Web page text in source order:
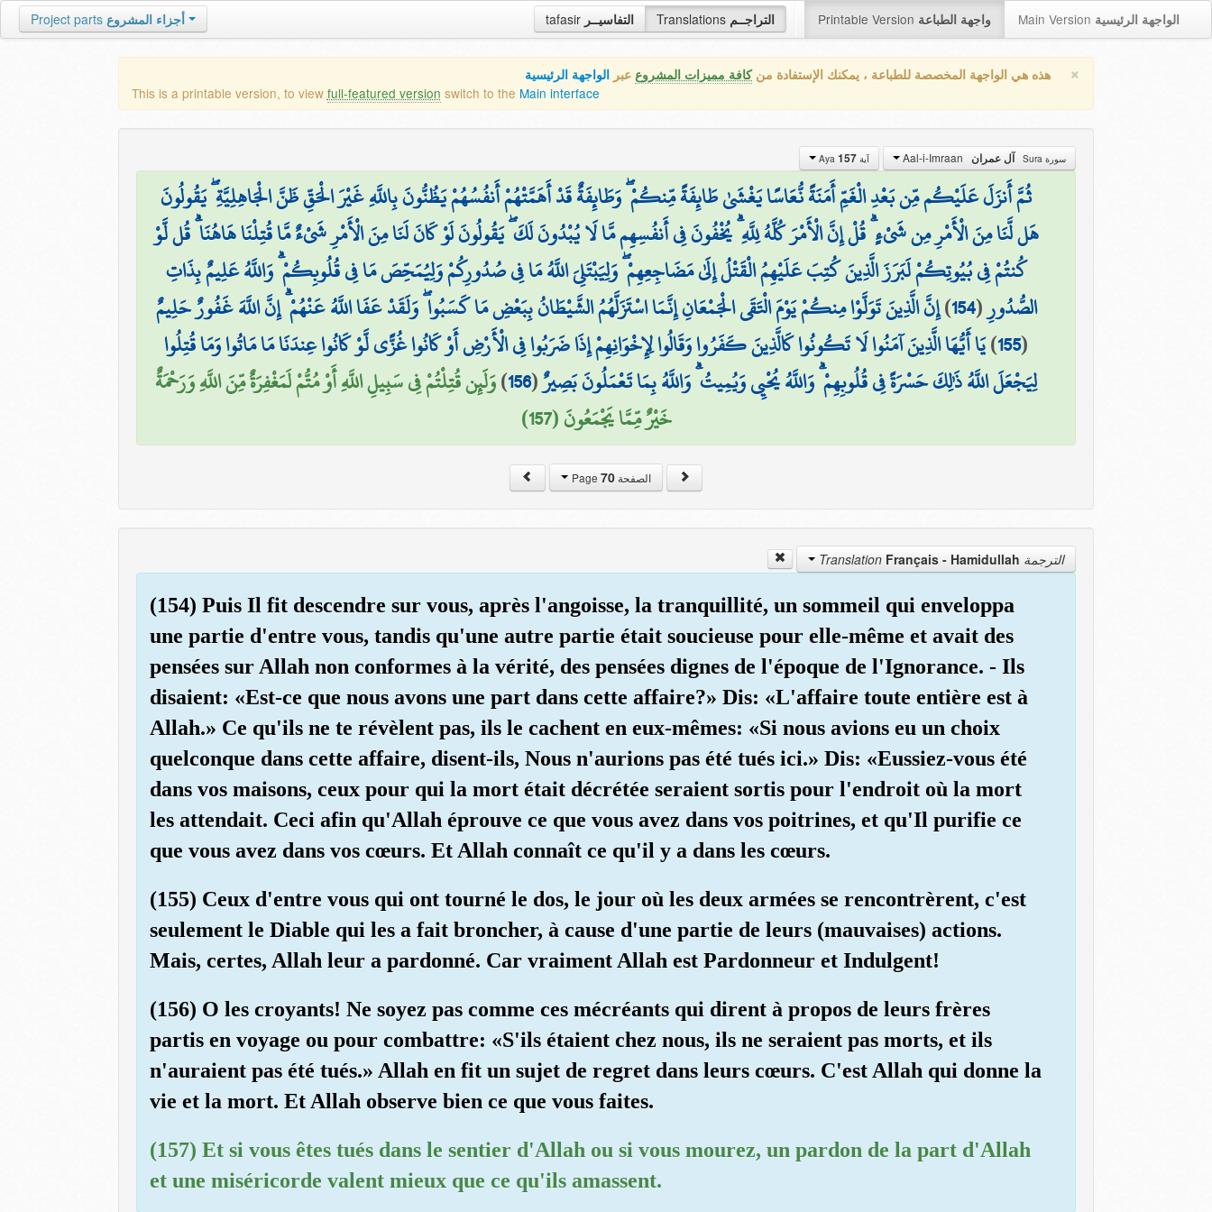
tafasir التفاسيــر Translations التراجــم Printable Version واجهة الطباعة Main Version الواجهة الرئيسية Project parts أجزاء المشروع
× هذه هي الواجهة المخصصة للطباعة ، يمكنك الإستفادة منكافة مميزات المشروع عبر الواجهة الرئيسية
This is a printable version, to view full-featured version switch to the Main interface
سورة Sura آل عمران آية Aya 157
ثُمَّ أَنزَلَ عَلَيْكُم مِّن بَعْدِ الْغَمِّ أَمَنَةً نُّعَاسًا يَغْشَىٰ طَائِفَةً مِّنكُمْ ۖ وَطَائِفَةٌ قَدْ أَهَمَّتْهُمْ أَنفُسُهُمْ يَظُنُّونَ بِاللَّهِ غَيْرَ الْحَقِّ ظَنَّ الْجَاهِلِيَّةِ ۖ يَقُولُونَ
هَل لَّنَا مِنَ الْأَمْرِ مِن شَيْءٍ ۗ قُلْ إِنَّ الْأَمْرَ كُلَّهُ لِلَّهِ ۗ يُخْفُونَ فِي أَنفُسِهِم مَّا لَا يُبْدُونَ لَكَ ۖ يَقُولُونَ لَوْ كَانَ لَنَا مِنَ الْأَمْرِ شَيْءٌ مَّا قُتِلْنَا هَاهُنَا ۗ قُل لَّوْ
كُنتُمْ فِي بُيُوتِكُمْ لَبَرَزَ الَّذِينَ كُتِبَ عَلَيْهِمُ الْقَتْلُ إِلَىٰ مَضَاجِعِهِمْ ۖ وَلِيَبْتَلِيَ اللَّهُ مَا فِي صُدُورِكُمْ وَلِيُمَحِّصَ مَا فِي قُلُوبِكُمْ ۗ وَاللَّهُ عَلِيمٌ بِذَاتِ
الصُّدُورِ(
154
)إِنَّ الَّذِينَ تَوَلَّوْا مِنكُمْ يَوْمَ الْتَقَى الْجَمْعَانِ إِنَّمَا اسْتَزَلَّهُمُ الشَّيْطَانُ بِبَعْضِ مَا كَسَبُوا ۖ وَلَقَدْ عَفَا اللَّهُ عَنْهُمْ ۗ إِنَّ اللَّهَ غَفُورٌ حَلِيمٌ
(
155
)يَا أَيُّهَا الَّذِينَ آمَنُوا لَا تَكُونُوا كَالَّذِينَ كَفَرُوا وَقَالُوا لِإِخْوَانِهِمْ إِذَا ضَرَبُوا فِي الْأَرْضِ أَوْ كَانُوا غُزًّى لَّوْ كَانُوا عِندَنَا مَا مَاتُوا وَمَا قُتِلُوا
لِيَجْعَلَ اللَّهُ ذَٰلِكَ حَسْرَةً فِي قُلُوبِهِمْ ۗ وَاللَّهُ يُحْيِي وَيُمِيتُ ۗ وَاللَّهُ بِمَا تَعْمَلُونَ بَصِيرٌ(
156
)وَلَئِن قُتِلْتُمْ فِي سَبِيلِ اللَّهِ أَوْ مُتُّمْ لَمَغْفِرَةٌ مِّنَ اللَّهِ وَرَحْمَةٌ
خَيْرٌ مِّمَّا يَجْمَعُونَ (157)
الصفحة Page70
الترجمة Translation Français - Hamidullah
(154) Puis Il fit descendre sur vous, après l'angoisse, la tranquillité, un sommeil qui enveloppa
une partie d'entre vous, tandis qu'une autre partie était soucieuse pour elle-même et avait des
pensées sur Allah non conformes à la vérité, des pensées dignes de l'époque de l'Ignorance. - Ils
disaient: «Est-ce que nous avons une part dans cette affaire?» Dis: «L'affaire toute entière est à
Allah.» Ce qu'ils ne te révèlent pas, ils le cachent en eux-mêmes: «Si nous avions eu un choix
quelconque dans cette affaire, disent-ils, Nous n'aurions pas été tués ici.» Dis: «Eussiez-vous été
dans vos maisons, ceux pour qui la mort était décrétée seraient sortis pour l'endroit où la mort
les attendait. Ceci afin qu'Allah éprouve ce que vous avez dans vos poitrines, et qu'Il purifie ce
que vous avez dans vos cœurs. Et Allah connaît ce qu'il y a dans les cœurs.
(155) Ceux d'entre vous qui ont tourné le dos, le jour où les deux armées se rencontrèrent, c'est
seulement le Diable qui les a fait broncher, à cause d'une partie de leurs (mauvaises) actions.
Mais, certes, Allah leur a pardonné. Car vraiment Allah est Pardonneur et Indulgent!
(156) O les croyants! Ne soyez pas comme ces mécréants qui dirent à propos de leurs frères
partis en voyage ou pour combattre: «S'ils étaient chez nous, ils ne seraient pas morts, et ils
n'auraient pas été tués.» Allah en fit un sujet de regret dans leurs cœurs. C'est Allah qui donne la
vie et la mort. Et Allah observe bien ce que vous faites.
(157) Et si vous êtes tués dans le sentier d'Allah ou si vous mourez, un pardon de la part d'Allah
et une miséricorde valent mieux que ce qu'ils amassent.